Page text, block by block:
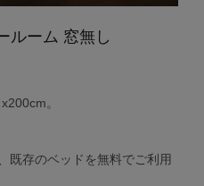
ルーム 窓無し
。
既存のベッドを無料でご利用